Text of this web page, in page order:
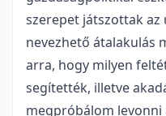
szerepet játszottak az
nevezhető átalakulás
arra, hogy milyen
segítették, illetve
megpróbálom levonni